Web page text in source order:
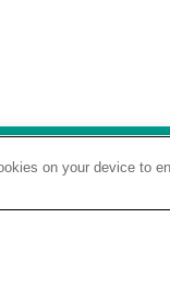
on your device to